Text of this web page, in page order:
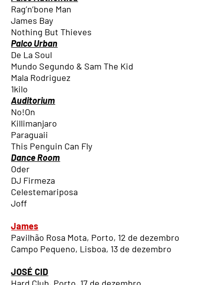
Rag’n’bone Man
James Bay
Nothing But Thieves
Palco Urban
De La Soul
Mundo Segundo & Sam The Kid
Mala Rodriguez
1kilo
Auditorium
No!On
Killimanjaro
Paraguaii
This Penguin Can Fly
Dance Room
Oder
DJ Firmeza
Celestemariposa
Joff
James
Pavilhão Rosa Mota, Porto, 12 de dezembro
Campo Pequeno, Lisboa, 13 de dezembro
JOSÉ CID